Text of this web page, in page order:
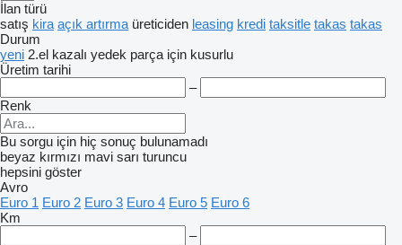
İlan türü
satış kira açık artırma üreticiden leasing kredi taksitle takas takas
Durum
yeni 2.el kazalı yedek parça için kusurlu
Üretim tarihi
–
Renk
Bu sorgu için hiç sonuç bulunamadı
beyaz kırmızı mavi sarı turuncu
hepsini göster
Avro
Euro 1 Euro 2 Euro 3 Euro 4 Euro 5 Euro 6
Km
–